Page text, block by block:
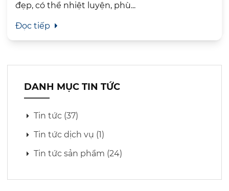
đẹp, có thể nhiệt luyện, phù...
Đọc tiếp
DANH MỤC TIN TỨC
Tin tức (37)
Tin tức dịch vụ (1)
Tin tức sản phẩm (24)